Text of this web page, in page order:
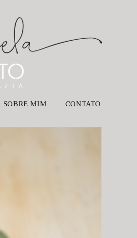
SOBRE MIM CONTATO